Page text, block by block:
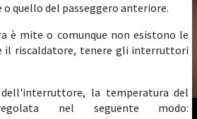
o quello del passeggero anteriore.
è mite o comunque non esistono le
il riscaldatore, tenere gli interruttori
la temperatura del
nel seguente modo: